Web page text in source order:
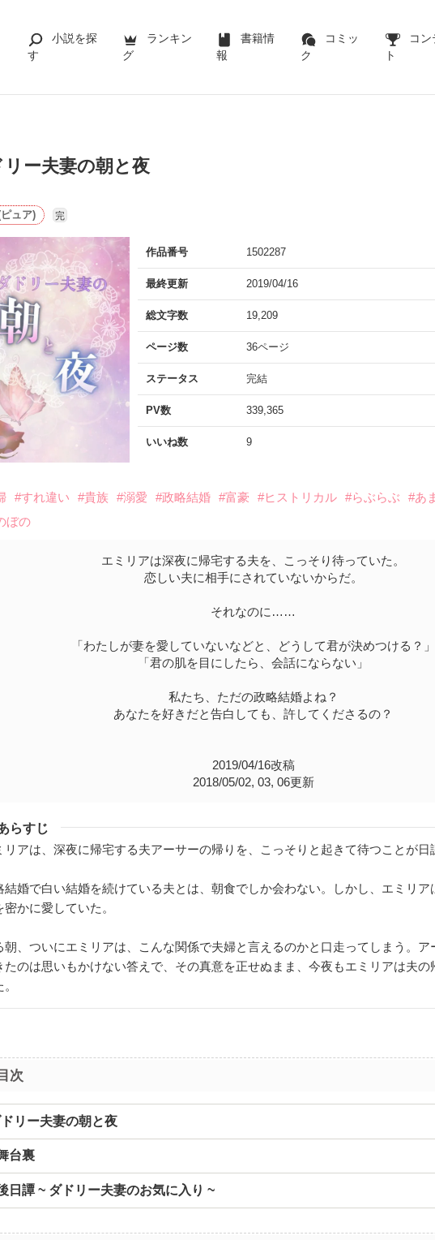
小説を探
す
ランキン
グ
書籍情
報
コミッ
ク
コン
ト
リー夫妻の朝と夜
ュア) 完
作品番号 1502287
最終更新 2019/04/16
総文字数 19,209
ページ数 36ページ
ステータス 完結
PV数 339,365
いいね数 9
#すれ違い #貴族 #溺愛 #政略結婚 #富豪 #ヒストリカル #らぶらぶ
#あ
ぼの
エミリアは深夜に帰宅する夫を、こっそり待っていた。
恋しい夫に相手にされていないからだ。
それなのに……
「わたしが妻を愛していないなどと、どうして君が決めつける？」
「君の肌を目にしたら、会話にならない」
私たち、ただの政略結婚よね？
あなたを好きだと告白しても、許してくださるの？
2019/04/16改稿
2018/05/02, 03, 06更新
らすじ
リアは、深夜に帰宅する夫アーサーの帰りを、こっそりと起きて待つことが日
結婚で白い結婚を続けている夫とは、朝食でしか会わない。しかし、エミリア
密かに愛していた。
朝、ついにエミリアは、こんな関係で夫婦と言えるのかと口走ってしまう。ア
たのは思いもかけない答えで、その真意を正せぬまま、今夜もエミリアは夫の
目次
リー夫妻の朝と夜
台裏
日譚 ~ ダドリー夫妻のお気に入り ~